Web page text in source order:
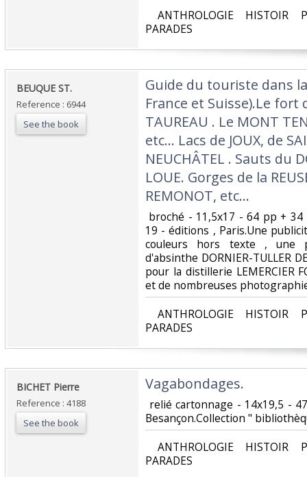
ANTHROLOGIE HISTOIR
PARADES‎
‎BEUQUE ST. ‎
Reference : 6944
See the book
‎Guide du touriste dans
France et Suisse).Le fort
TAUREAU . Le MONT
etc... Lacs de JOUX, de
NEUCHÂTEL . Sauts du
LOUE. Gorges de la
REMONOT, etc... ‎
broché - 11,5x17 - 64 pp +
19 - éditions , Paris.Une
couleurs hors texte , une
d'absinthe DORNIER-TULLER
pour la distillerie LEMERCIER
et de nombreuses
ANTHROLOGIE HISTOIR
PARADES‎
‎BICHET Pierre‎
Reference : 4188
See the book
‎Vagabondages.‎
relié cartonnage - 14x19,5 -
Besançon.Collection "
ANTHROLOGIE HISTOIR
PARADES‎